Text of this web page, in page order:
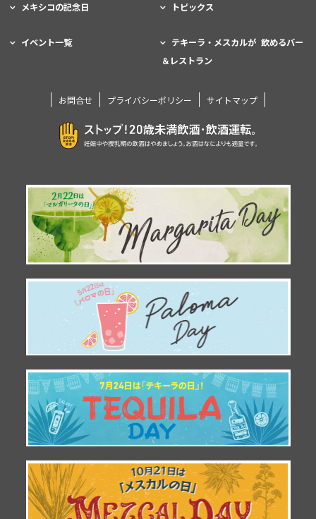
メキシコの記念日 トピックス
イベント一覧
テキーラ・メスカルが 飲めるバー
＆レストラン
お問合せ プライバシーポリシー サイトマップ